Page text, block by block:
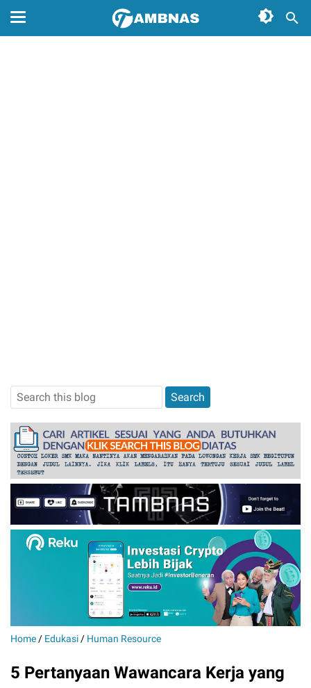
Home / Edukasi / Human Resource
5 Pertanyaan Wawancara Kerja yang